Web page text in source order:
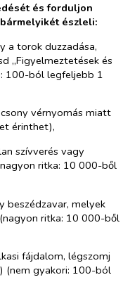
és forduljon
észleli:
a torok duzzadása,
„Figyelmeztetések és
100-ból legfeljebb 1
vérnyomás miatt
érinthet),
szívverés vagy
ritka: 10 000-ből
beszédzavar, melyek
ritka: 10 000-ből
fájdalom, légszomj
(nem gyakori: 100-ból